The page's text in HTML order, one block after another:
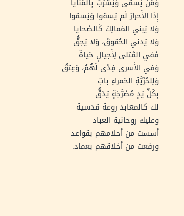
إِذا الأَحرارُ لَم يُسقوا وَيَسقوا
وَلا يَبني المَمالِكَ كَالضَحايا
وَلا يُدني الحُقوقَ، وَلا يُحِقُّ
فَفي القَتلى لِأَجيالٍ حَياةٌ
وَفي الأَسرى فِدًى لَهُمُ، وَعِتقُ
وَلِلحُرِّيَّةِ الحَمراءِ بابٌ
بِكُلِّ يَدٍ مُضَرَّجَةٍ يُدَقُّ
لك كالمعابد روعة قدسية
وعليك روحانية العباد
أسست من أحلامهم بقواعد
ورفعت من أخلاقهم بعماد.